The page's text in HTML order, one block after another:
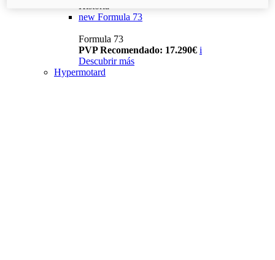
Historia
new Formula 73
Formula 73
PVP Recomendado: 17.290€ i
Descubrir más
Hypermotard